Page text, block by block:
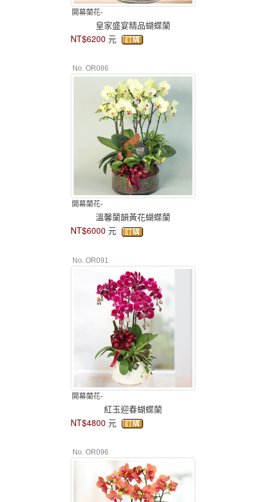
開幕蘭花-
皇家盛宴精品蝴蝶蘭
NT$6200 元
No. OR086
開幕蘭花-
溫馨蘭韻黃花蝴蝶蘭
NT$6000 元
No. OR091
開幕蘭花-
紅玉迎春蝴蝶蘭
NT$4800 元
No. OR096